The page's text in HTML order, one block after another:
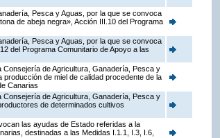
Pesca y Aguas, por la que se convoca
de abeja negra», Acción III.10 del Programa
Pesca y Aguas, por la que se convoca
del Programa Comunitario de Apoyo a las
Consejería de Agricultura, Ganadería, Pesca y
de miel de calidad procedente de la
Canarias
Consejería de Agricultura, Ganadería, Pesca y
de determinados cultivos
las ayudas de Estado referidas a la
destinadas a las Medidas I.1.1, I.3, I.6,